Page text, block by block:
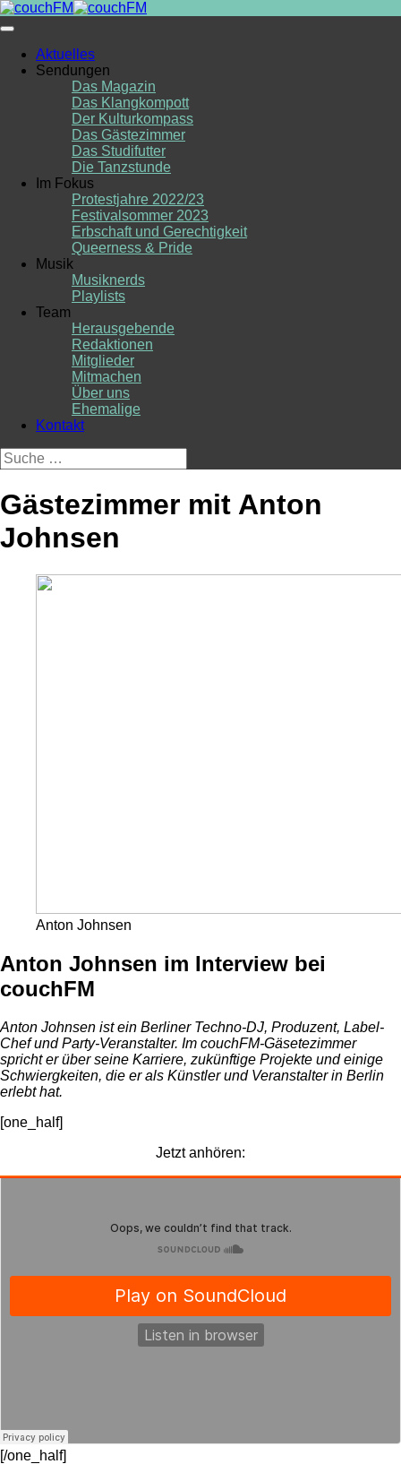
Skip
to
Aktuelles
Sendungen
Das Magazin
Das Klangkompott
Der Kulturkompass
Das Gästezimmer
Das Studifutter
Die Tanzstunde
Im Fokus
Protestjahre 2022/23
Festivalsommer 2023
Erbschaft und Gerechtigkeit
Queerness & Pride
Musik
Musiknerds
Playlists
Team
Herausgebende
Redaktionen
Mitglieder
Mitmachen
Über uns
Ehemalige
Kontakt
Suche
nach:
Gästezimmer mit Anton
Johnsen
Anton Johnsen
Anton Johnsen im Interview bei
couchFM
Anton Johnsen ist ein Berliner Techno-DJ, Produzent, Label-
Chef und Party-Veranstalter. Im couchFM-Gäsetezimmer
spricht er über seine Karriere, zukünftige Projekte und einige
Schwiergkeiten, die er als Künstler und Veranstalter in Berlin
erlebt hat.
[one_half]
Jetzt anhören:
[/one_half]